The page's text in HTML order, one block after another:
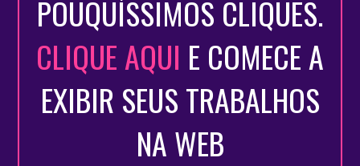
POUQUÍSSIMOS CLIQUES.
CLIQUE AQUI E COMECE A
EXIBIR SEUS TRABALHOS
NA WEB